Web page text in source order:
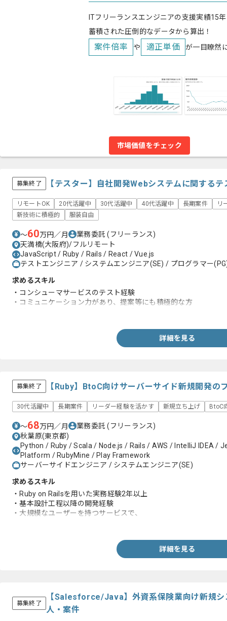
ITフリーランスエンジニアの支援実績15
蓄積された圧倒的なデータから算出！
案件倍率 や 適正単価 が一目瞭然
市場価値をチェック
募集終了 【テスター】自社開発Webシステムに関する
リモートOK 20代活躍中 30代活躍中 40代活躍中 長期案件
リ
新技術に積極的
服装自由
〜60万円／月 業務委託(フリーランス)
天満橋(大阪府)/フルリモート
JavaScript / Ruby / Rails / React / Vue.js
テストエンジニア / システムエンジニア(SE) / プログラマー
求めるスキル
・コンシューマサービスのテスト経験
・コミュニケーション力があり、提案等にも積極的な方
詳細を見る
募集終了 【Ruby】BtoC向けサーバーサイド新規開発の
30代活躍中 長期案件 リーダー経験を活かす 新規立ち上げ BtoC
〜68万円／月 業務委託(フリーランス)
秋葉原(東京都)
Python / Ruby / Scala / Node.js / Rails / AWS / IntelliJ IDEA /
Platform / RubyMine / Play Framework
サーバーサイドエンジニア / システムエンジニア(SE)
求めるスキル
・Ruby on Railsを用いた実務経験2年以上
・基本設計工程以降の開発経験
・大規模なユーザーを持つサービスで、
詳細を見る
募集終了
【Salesforce/Java】外資系保険業向け新規シ
人・案件